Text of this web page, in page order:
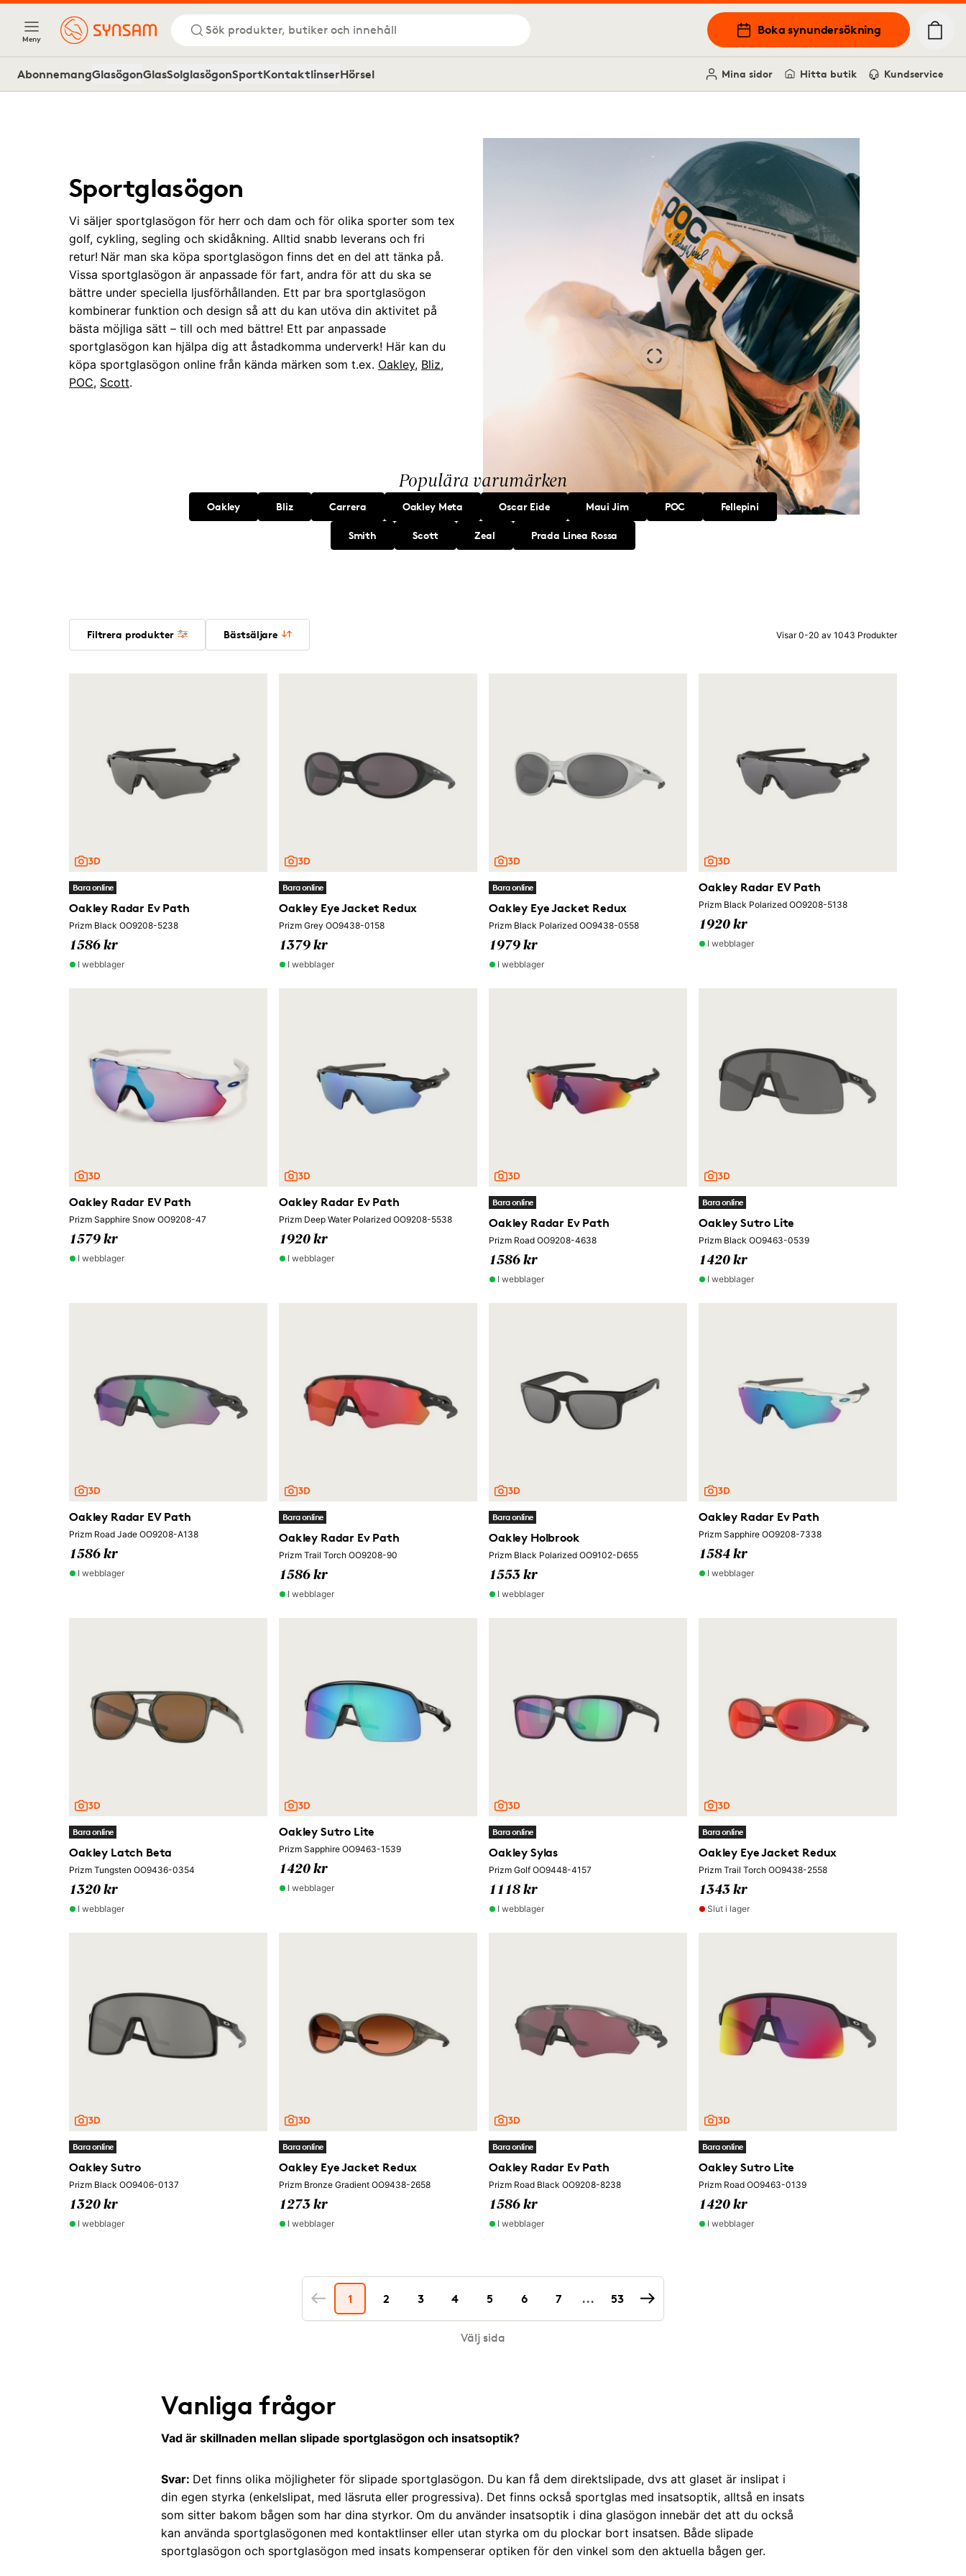
Meny
Sök produkter, butiker och innehåll Boka synundersökning
AbonnemangGlasögonGlasSolglasögonSportKontaktlinserHörsel Mina sidor Hitta butik Kundservice
Sportglasögon
Vi säljer sportglasögon för herr och dam och för olika sporter som tex
golf, cykling, segling och skidåkning. Alltid snabb leverans och fri
retur! När man ska köpa sportglasögon finns det en del att tänka på.
Vissa sportglasögon är anpassade för fart, andra för att du ska se
bättre under speciella ljusförhållanden. Ett par bra sportglasögon
kombinerar funktion och design så att du kan utöva din aktivitet på
bästa möjliga sätt – till och med bättre! Ett par anpassade
sportglasögon kan hjälpa dig att åstadkomma underverk! Här kan du
köpa sportglasögon online från kända märken som t.ex. Oakley, Bliz,
POC, Scott.
Populära varumärken
Oakley Bliz Carrera Oakley Meta Oscar Eide Maui Jim POC Fellepini
Smith Scott Zeal Prada Linea Rossa
Filtrera produkter Bästsäljare Visar 0-20 av 1043 Produkter
Bara online
Oakley Radar Ev Path
Prizm Black OO9208-5238
1586 kr
I webblager
Bara online
Oakley Eye Jacket Redux
Prizm Grey OO9438-0158
1379 kr
I webblager
Bara online
Oakley Eye Jacket Redux
Prizm Black Polarized OO9438-0558
1979 kr
I webblager
Oakley Radar EV Path
Prizm Black Polarized OO9208-5138
1920 kr
I webblager
Oakley Radar EV Path
Prizm Sapphire Snow OO9208-47
1579 kr
I webblager
Oakley Radar Ev Path
Prizm Deep Water Polarized OO9208-5538
1920 kr
I webblager
Bara online
Oakley Radar Ev Path
Prizm Road OO9208-4638
1586 kr
I webblager
Bara online
Oakley Sutro Lite
Prizm Black OO9463-0539
1420 kr
I webblager
Oakley Radar EV Path
Prizm Road Jade OO9208-A138
1586 kr
I webblager
Bara online
Oakley Radar Ev Path
Prizm Trail Torch OO9208-90
1586 kr
I webblager
Bara online
Oakley Holbrook
Prizm Black Polarized OO9102-D655
1553 kr
I webblager
Oakley Radar Ev Path
Prizm Sapphire OO9208-7338
1584 kr
I webblager
Bara online
Oakley Latch Beta
Prizm Tungsten OO9436-0354
1320 kr
I webblager
Oakley Sutro Lite
Prizm Sapphire OO9463-1539
1420 kr
I webblager
Bara online
Oakley Sylas
Prizm Golf OO9448-4157
1118 kr
I webblager
Bara online
Oakley Eye Jacket Redux
Prizm Trail Torch OO9438-2558
1343 kr
Slut i lager
Bara online
Oakley Sutro
Prizm Black OO9406-0137
1320 kr
I webblager
Bara online
Oakley Eye Jacket Redux
Prizm Bronze Gradient OO9438-2658
1273 kr
I webblager
Bara online
Oakley Radar Ev Path
Prizm Road Black OO9208-8238
1586 kr
I webblager
Bara online
Oakley Sutro Lite
Prizm Road OO9463-0139
1420 kr
I webblager
1 2 3 4 5 6 7 ... 53
Välj sida
Vanliga frågor
Vad är skillnaden mellan slipade sportglasögon och insatsoptik?
Svar: Det finns olika möjligheter för slipade sportglasögon. Du kan få dem direktslipade, dvs att glaset är inslipat i
din egen styrka (enkelslipat, med läsruta eller progressiva). Det finns också sportglas med insatsoptik, alltså en insats
som sitter bakom bågen som har dina styrkor. Om du använder insatsoptik i dina glasögon innebär det att du också
kan använda sportglasögonen med kontaktlinser eller utan styrka om du plockar bort insatsen. Både slipade
sportglasögon och sportglasögon med insats kompenserar optiken för den vinkel som den aktuella bågen ger.